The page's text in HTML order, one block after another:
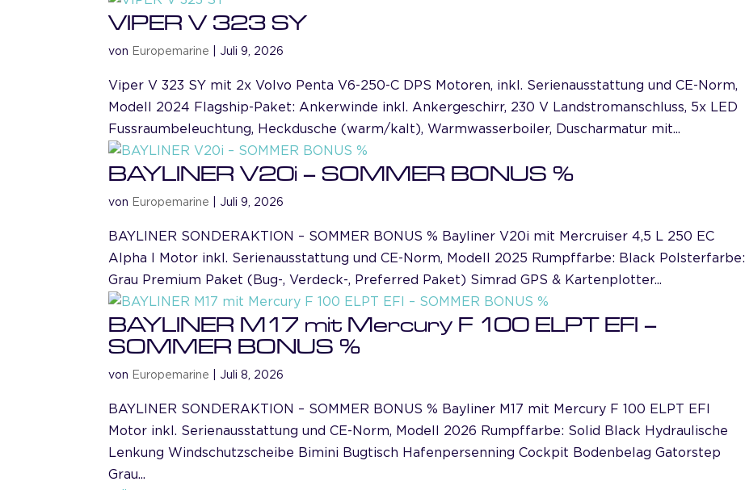
VIPER V 323 SY
von Europemarine Juli 9, 2026
Viper V 323 SY mit 2x Volvo Penta V6-250-C DPS Motoren, inkl. Serienausstattung und CE-Norm,
Modell 2024 Flagship-Paket: Ankerwinde inkl. Ankergeschirr, 230 V Landstromanschluss, 5x LED
Fussraumbeleuchtung, Heckdusche (warm/kalt), Warmwasserboiler, Duscharmatur mit...
BAYLINER V20i – SOMMER BONUS %
von Europemarine Juli 9, 2026
BAYLINER SONDERAKTION – SOMMER BONUS % Bayliner V20i mit Mercruiser 4,5 L 250 EC
Alpha I Motor inkl. Serienausstattung und CE-Norm, Modell 2025 Rumpffarbe: Black Polsterfarbe:
Grau Premium Paket (Bug-, Verdeck-, Preferred Paket) Simrad GPS & Kartenplotter...
BAYLINER M17 mit Mercury F 100 ELPT EFI –
SOMMER BONUS %
von Europemarine Juli 8, 2026
BAYLINER SONDERAKTION – SOMMER BONUS % Bayliner M17 mit Mercury F 100 ELPT EFI
Motor inkl. Serienausstattung und CE-Norm, Modell 2026 Rumpffarbe: Solid Black Hydraulische
Lenkung Windschutzscheibe Bimini Bugtisch Hafenpersenning Cockpit Bodenbelag Gatorstep
Grau...